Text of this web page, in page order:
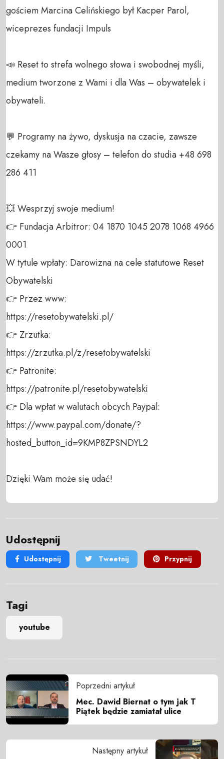
gościem Marcina Celińskiego był Kacper Parol,
wiceprezes fundacji Impuls
📣 Reset to strefa wolnego słowa i swobodnej myśli,
medium tworzone z Wami i dla Was – obywatelek i
obywateli.
💬 Programy na żywo, dyskusja na czacie, zawsze
czekamy na Wasze głosy – telefon do studia +48 698
286 411
💥 Wesprzyj swoje medium!
👉 Fundacja Arbitror: 04 1870 1045 2078 1068 4966
0001
W tytule wpłaty: Darowizna na cele statutowe Reset
Obywatelski
👉 Przez www:
https://resetobywatelski.pl/
👉 Zrzutka:
https://zrzutka.pl/z/resetobywatelski
👉 Patronite:
https://patronite.pl/resetobywatelski
👉 Dla wpłat w walutach obcych Paypal:
https://www.paypal.com/donate/?
hosted_button_id=9KMP8ZPSNDYL2
Dzięki Wam może się udać!
Udostępnij
Udostępnij Tweetnij Przypnij
Tagi
youtube
Poprzedni artykuł
Mec. Dawid Biernat o tym jak T
Piątek będzie zamiatał ulice
Następny artykuł